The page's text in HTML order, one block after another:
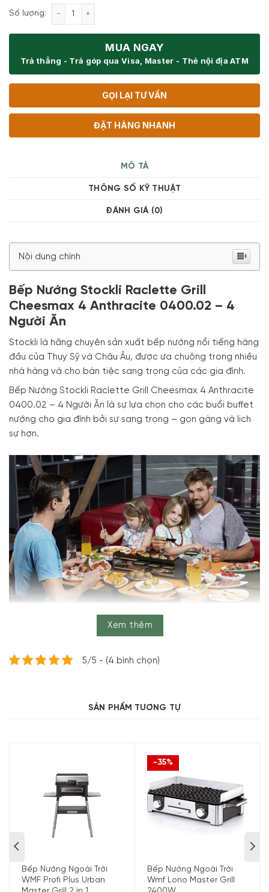
Số lượng: Bếp Nướng Stockli Raclette Grill Cheesmax 4
MUA NGAY
Trả thẳng - Trả góp qua Visa, Master - Thẻ nội địa ATM
GỌI LẠI TƯ VẤN
ĐẶT HÀNG NHANH
MÔ TẢ
THÔNG SỐ KỸ THUẬT
ĐÁNH GIÁ (0)
Nội dung chính
Bếp Nướng Stockli Raclette Grill
Cheesmax 4 Anthracite 0400.02 – 4
Người Ăn
Stockli là hãng chuyên sản xuất bếp nướng nổi tiếng hàng
đầu của Thụy Sỹ và Châu Âu, được ưa chuộng trong nhiều
nhà hàng và cho bàn tiệc sang trọng của các gia đình.
Bếp Nướng Stockli Raclette Grill Cheesmax 4 Anthracite
0400.02 – 4 Người Ăn là sự lựa chọn cho các buổi buffet
nướng cho gia đình bởi sự sang trọng – gọn gàng và lịch
sự hơn.
béo. Và bạn cũng có thể sử dụng chúng trong chảo với
Bếp Nướng Stockli Raclette Grill Cheesmax 4 Anthracite
Xem thêm
5/5 - (4 bình chọn)
SẢN PHẨM TƯƠNG TỰ
Bếp Nướng Ngoài Trời
WMF Profi Plus Urban
-35%
Bếp Nướng Ngoài Trời
Wmf Lono Master Grill